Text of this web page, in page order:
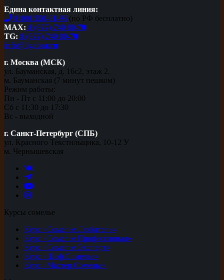
Едина контактная линия:
8 800 550-91-93 (по РФ бесплатно)
MAX: 8 (977) 740 80-70
TG: 8 (977) 740 80-70
info@ligabar.ru
г. Москва (МСК)
ул. Бауманская, д. 16с2, этаж 2.
м. Бауманская (7 минут пешком)
Режим работы:
Пн - Пт с 11:00 до 20:00
Сб с 11:30 до 17:30
Вс - выходной
г. Санкт-Петербург (СПБ)
ул. Красного Текстильщика, 10-12 У
м. Чернышевская
Курсы сомелье
Курс «Сомелье Любитель»
Курс «Сомелье Профессионал»
Курс «Сомелье Эксперт»
Курс «Шеф Сомелье»
Курс «Мастер Сомелье»